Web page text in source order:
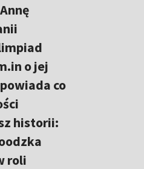
o jej
co
historii:
roli